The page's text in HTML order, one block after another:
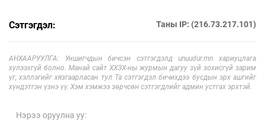
Сэтгэгдэл: Таны IP: (216.73.217.101)
АНХААРУУЛГА: Уншигчдын бичсэн сэтгэгдэлд unuudur.mn хариуцлага
хүлээхгүй болно. Манай сайт ХХЗХ-ны журмын дагуу зүй зохисгүй зарим
үг, хэллэгийг хязгаарласан тул Та сэтгэгдэл бичихдээ бусдын эрх ашгийг
хүндэтгэн үзнэ үү. Хэм хэмжээ зөрчсөн сэтгэгдлийг админ устгах эрхтэй.